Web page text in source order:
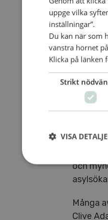
för
Karin
–
hoppas
och
Många
Clive
uppge vilka
inställningar”.
Du kan när som
vänstra hörnet
Klicka på länken
Strikt
VISA